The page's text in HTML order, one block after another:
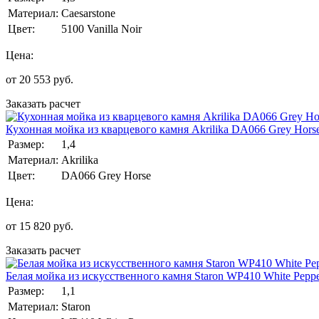
Материал: Caesarstone
Цвет:
5100 Vanilla Noir
Цена:
от 20 553 руб.
Заказать расчет
Кухонная мойка из кварцевого камня Akrilika DA066 Grey
Размер:
1,4
Материал: Akrilika
Цвет:
DA066 Grey Horse
Цена:
от 15 820 руб.
Заказать расчет
Белая мойка из искусственного камня Staron WP410 White
Размер:
1,1
Материал: Staron